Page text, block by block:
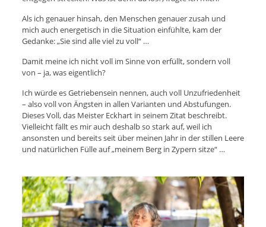
Als ich genauer hinsah, den Menschen genauer zusah und
mich auch energetisch in die Situation einfühlte, kam der
Gedanke: „Sie sind alle viel zu voll“ …
Damit meine ich nicht voll im Sinne von erfüllt, sondern voll
von – ja, was eigentlich?
Ich würde es Getriebensein nennen, auch voll Unzufriedenheit
– also voll von Ängsten in allen Varianten und Abstufungen.
Dieses Voll, das Meister Eckhart in seinem Zitat beschreibt.
Vielleicht fällt es mir auch deshalb so stark auf, weil ich
ansonsten und bereits seit über meinen Jahr in der stillen Leere
und natürlichen Fülle auf „meinem Berg in Zypern sitze“ …